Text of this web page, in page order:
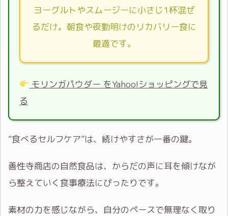
ヨーグルトやスムージーに小さじ1杯混ぜ
るだけ。朝食や夜勤明けのリカバリー食に
最適です。
モリンガパウダー をYahoo!ショッピングで見
る
“食べるセルフケア”は、続けやすさが一番の鍵。
善性寺商店の自然食品は、からだの声に耳を傾けなが
ら整えていく食事療法にぴったりです。
素材の力を感じながら、自分のペースで無理なく取り